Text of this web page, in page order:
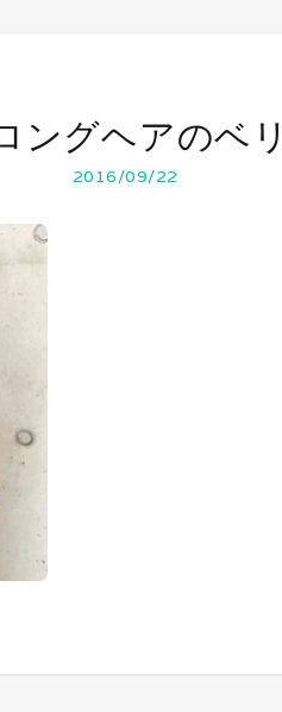
ングヘアのベ
2016/09/22